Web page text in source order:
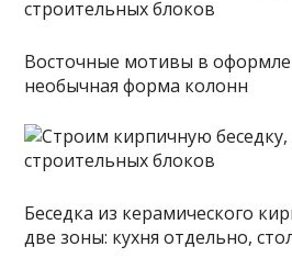
Восточные мотивы в
необычная форма колонн
Беседка из керамического
две зоны: кухня отдельно,